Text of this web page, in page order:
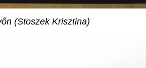
(Stoszek Krisztina)